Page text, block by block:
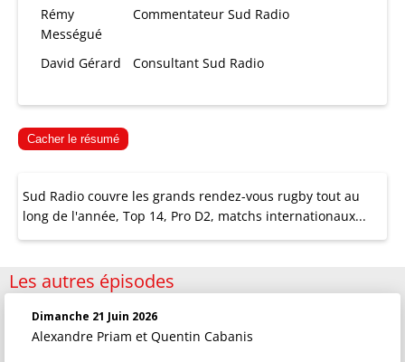
Rémy
Mességué
Commentateur Sud Radio
David Gérard Consultant Sud Radio
Cacher le résumé
Sud Radio couvre les grands rendez-vous rugby tout au
long de l'année, Top 14, Pro D2, matchs internationaux...
Les autres épisodes
Dimanche 21 Juin 2026
Alexandre Priam et Quentin Cabanis